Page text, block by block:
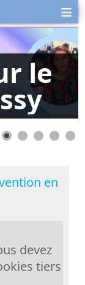
≡
le
en
devez
tiers